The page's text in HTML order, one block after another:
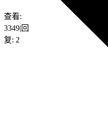
查看:
3349|回
复: 2